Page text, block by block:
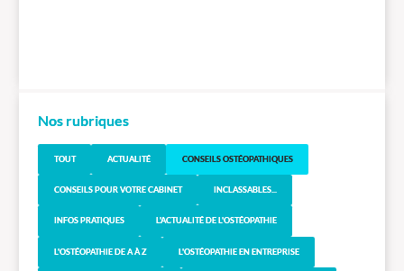
Nos rubriques
TOUT ACTUALITÉ CONSEILS OSTÉOPATHIQUES
CONSEILS POUR VOTRE CABINET INCLASSABLES...
INFOS PRATIQUES L'ACTUALITÉ DE L'OSTÉOPATHIE
L'OSTÉOPATHIE DE A À Z L'OSTÉOPATHIE EN ENTREPRISE